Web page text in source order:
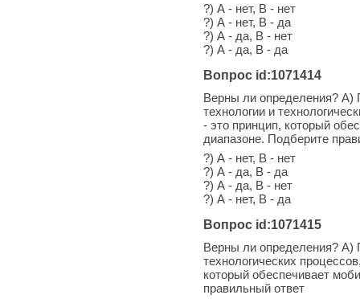
?) А - нет, В - нет
?) А - нет, В - да
?) А - да, В - нет
?) А - да, В - да
Вопрос id:1071414
Верны ли определения? А)
технологии и
- это принцип, который
диапазоне. Подберите
?) А - нет, В - нет
?) А - да, В - да
?) А - да, В - нет
?) А - нет, В - да
Вопрос id:1071415
Верны ли определения? А)
технологических
который обеспечивает
правильный ответ